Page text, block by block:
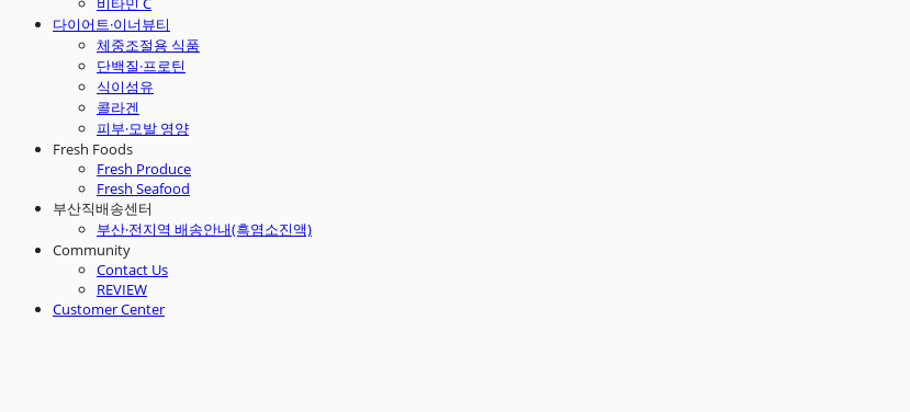
다이어트·이너뷰티
체중조절용 식품
단백질·프로틴
식이섬유
콜라겐
피부·모발 영양
Fresh Foods
Fresh Produce
Fresh Seafood
부산직배송센터
부산·전지역 배송안내(흑염소진액)
Community
Contact Us
REVIEW
Customer Center